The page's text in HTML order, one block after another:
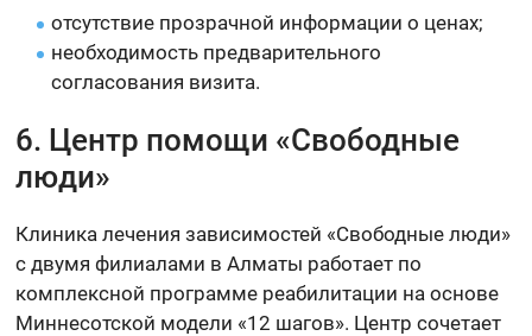
отсутствие прозрачной информации о ценах;
необходимость предварительного
согласования визита.
6. Центр помощи «Свободные
люди»
Клиника лечения зависимостей «Свободные люди»
с двумя филиалами в Алматы работает по
комплексной программе реабилитации на основе
Миннесотской модели «12 шагов». Центр сочетает